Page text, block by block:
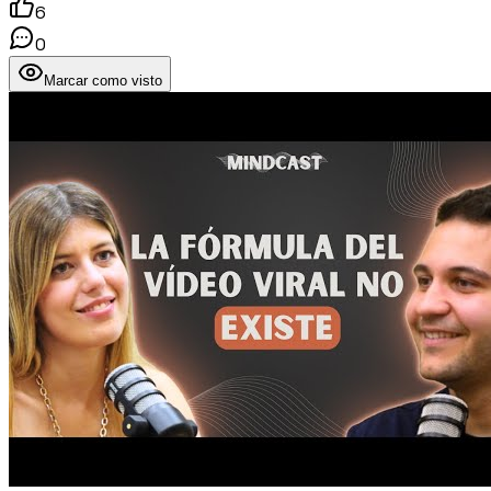
6
0
Marcar como visto